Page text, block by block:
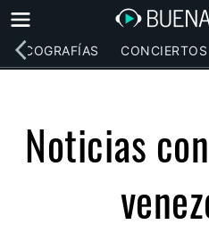
DISCOGRAFÍAS CONCIERTOS
Noticias